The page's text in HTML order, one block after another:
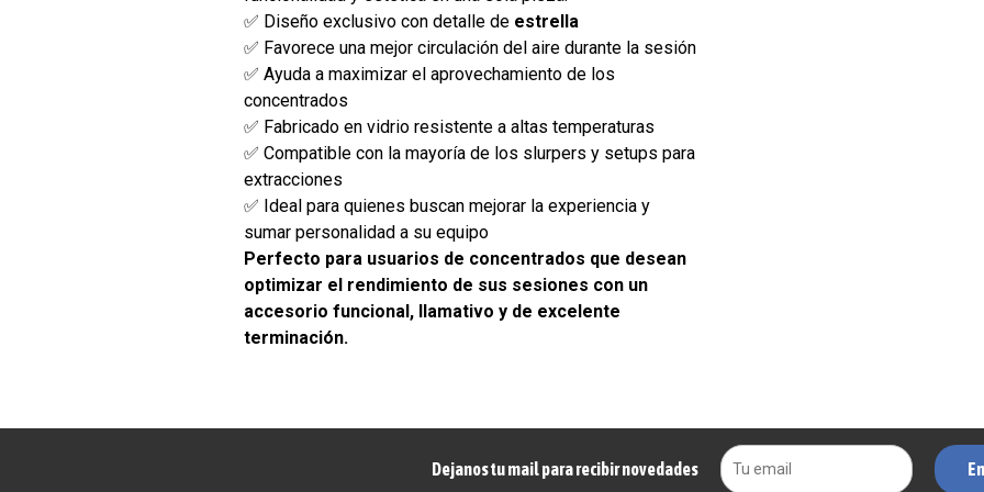
✅ Diseño exclusivo con detalle de estrella
✅ Favorece una mejor circulación del aire durante la sesión
✅ Ayuda a maximizar el aprovechamiento de los
concentrados
✅ Fabricado en vidrio resistente a altas temperaturas
✅ Compatible con la mayoría de los slurpers y setups para
extracciones
✅ Ideal para quienes buscan mejorar la experiencia y
sumar personalidad a su equipo
Perfecto para usuarios de concentrados que desean
optimizar el rendimiento de sus sesiones con un
accesorio funcional, llamativo y de excelente
terminación.
Dejanos tu mail para recibir novedades